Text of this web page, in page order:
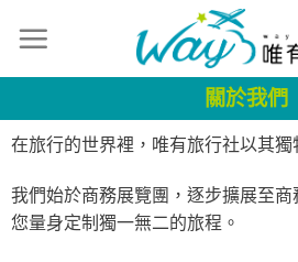
關於我們
在旅行的世界裡，唯有旅行社以其
我們始於商務展覽團，逐步擴展至
您量身定制獨一無二的旅程。